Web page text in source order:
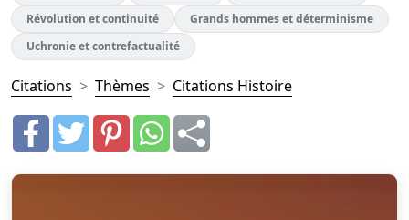
Révolution et continuité
Grands hommes et déterminisme
Uchronie et contrefactualité
Citations Thèmes Citations Histoire